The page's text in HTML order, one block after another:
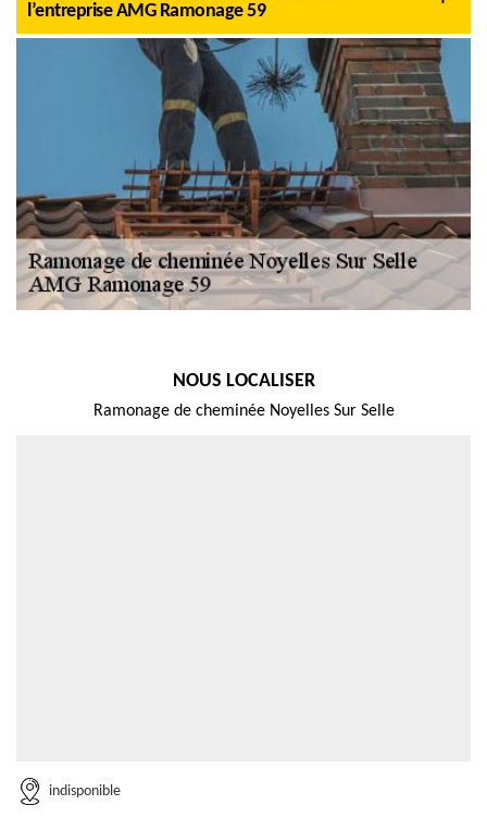
l’entreprise AMG Ramonage 59
NOUS LOCALISER
Ramonage de cheminée Noyelles Sur Selle
indisponible